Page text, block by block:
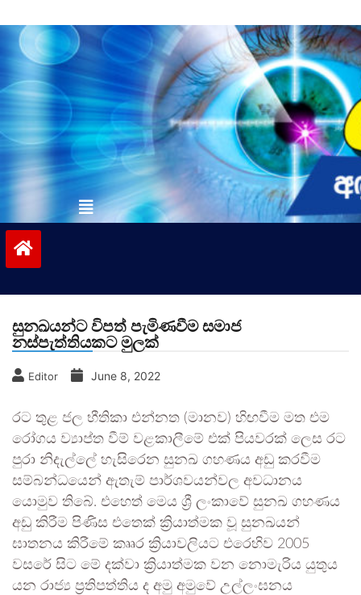
to
contentvinivida.lk
සුනඛයන්ට විපත් පැමිණවීම සමාජ
නස්පැත්තියකට මුලක්
Editor June 8, 2022
රට තුළ ජල භීතිකා එන්නත (මානව) හිඟවීම මත එම
රෝගය ව්‍යාප්ත වීම් වළකාලීමේ එක් පියවරක් ලෙස රට
පුරා නිදැල්ලේ හැසිරෙන සුනඛ ගහණය අඩු කරවීම
සම්බන්ධයෙන් ඇතැම් පාර්ශවයන්වල අවධානය
යොමුව තිබේ. එහෙත් මෙය ශ්‍රී ලංකාවේ සුනඛ ගහණය
අඩු කිරීම පිණිස එතෙක් ක්‍රියාත්මක වූ සුනඛයන්
ඝාතනය කිරීමේ කෲර ක්‍රියාවලියට එරෙහිව 2005
වසරේ සිට මේ දක්වා ක්‍රියාත්මක වන නොමැරිය යුතුය
යන රාජ්‍ය ප්‍රතිපත්තිය ද අමු අමුවේ උල්ලංඝනය